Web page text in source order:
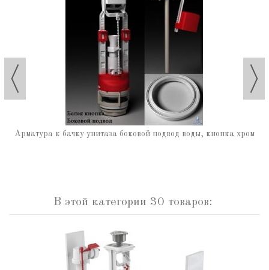
Арматура к бачку унитаза боковой подвод воды, кнопка хром
В этой категории 30 товаров: